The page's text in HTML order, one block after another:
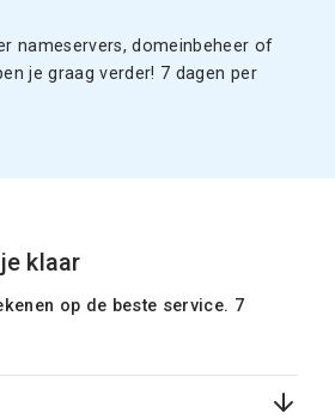
nameservers, domeinbeheer of
je graag verder! 7 dagen per
klaar
op de beste service. 7